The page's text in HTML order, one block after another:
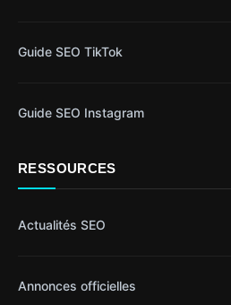
Guide SEO TikTok
Guide SEO Instagram
RESSOURCES
Actualités SEO
Annonces officielles